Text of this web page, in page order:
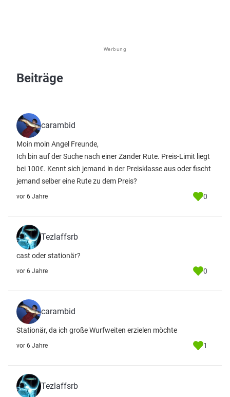
Werbung
Beiträge
carambid
Moin moin Angel Freunde,
Ich bin auf der Suche nach einer Zander Rute. Preis-Limit liegt
bei 100€. Kennt sich jemand in der Preisklasse aus oder fischt
jemand selber eine Rute zu dem Preis?
vor 6 Jahre 0
Tezlaffsrb
cast oder stationär?
vor 6 Jahre 0
carambid
Stationär, da ich große Wurfweiten erzielen möchte
vor 6 Jahre 1
Tezlaffsrb